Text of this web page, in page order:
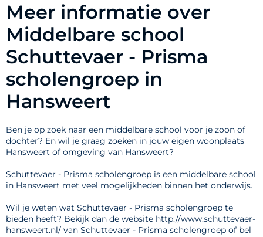
Meer informatie over
Middelbare school
Schuttevaer - Prisma
scholengroep in
Hansweert
Ben je op zoek naar een middelbare school voor je zoon of
dochter? En wil je graag zoeken in jouw eigen woonplaats
Hansweert of omgeving van Hansweert?
Schuttevaer - Prisma scholengroep is een middelbare school
in Hansweert met veel mogelijkheden binnen het onderwijs.
Wil je weten wat Schuttevaer - Prisma scholengroep te
bieden heeft? Bekijk dan de website http://www.schuttevaer-
hansweert.nl/ van Schuttevaer - Prisma scholengroep of bel